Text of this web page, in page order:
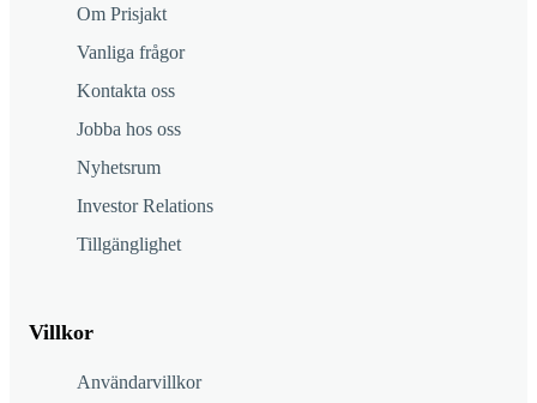
Om Prisjakt
Vanliga frågor
Kontakta oss
Jobba hos oss
Nyhetsrum
Investor Relations
Tillgänglighet
Villkor
Användarvillkor